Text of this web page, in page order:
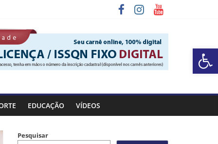
Barra de Ferramentas Aberta
EDUCAÇÃO VÍDEOS
Pesquisar